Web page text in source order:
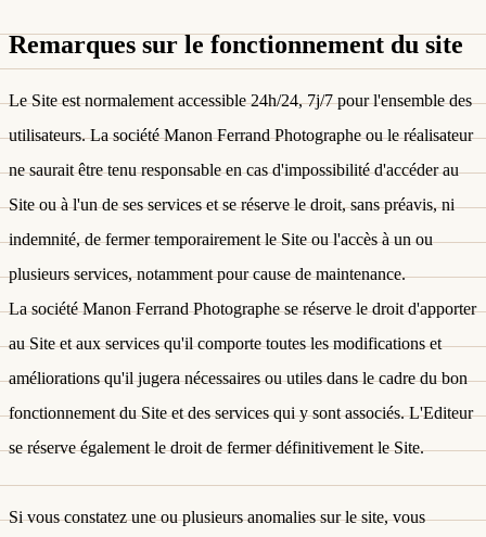
Remarques sur le fonctionnement du site
Le Site est normalement accessible 24h/24, 7j/7 pour l'ensemble des
utilisateurs. La société Manon Ferrand Photographe ou le réalisateur
ne saurait être tenu responsable en cas d'impossibilité d'accéder au
Site ou à l'un de ses services et se réserve le droit, sans préavis, ni
indemnité, de fermer temporairement le Site ou l'accès à un ou
plusieurs services, notamment pour cause de maintenance.
La société Manon Ferrand Photographe se réserve le droit d'apporter
au Site et aux services qu'il comporte toutes les modifications et
améliorations qu'il jugera nécessaires ou utiles dans le cadre du bon
fonctionnement du Site et des services qui y sont associés. L'Editeur
se réserve également le droit de fermer définitivement le Site.
Si vous constatez une ou plusieurs anomalies sur le site, vous